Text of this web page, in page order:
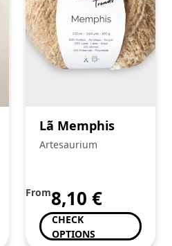
Lã Memphis
Artesaurium
From8,10 €
CHECK
OPTIONS